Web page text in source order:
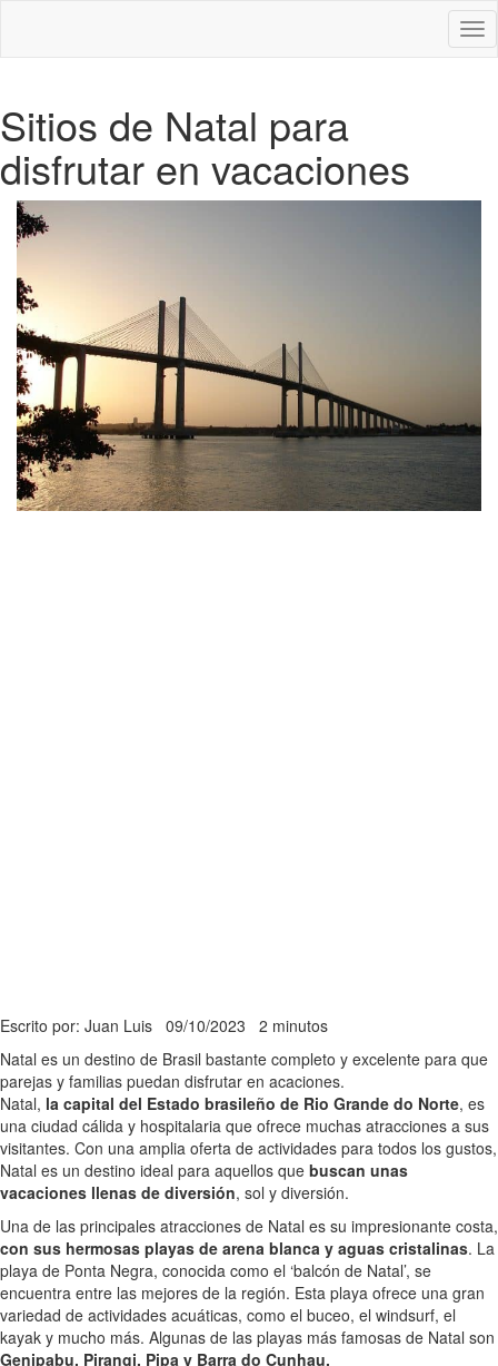
Sitios de Natal para
disfrutar en vacaciones
Escrito por: Juan Luis 09/10/2023 2 minutos
Natal es un destino de Brasil bastante completo y excelente para que
parejas y familias puedan disfrutar en acaciones.
Natal, la capital del Estado brasileño de Rio Grande do Norte, es
una ciudad cálida y hospitalaria que ofrece muchas atracciones a sus
visitantes. Con una amplia oferta de actividades para todos los gustos,
Natal es un destino ideal para aquellos que buscan unas
vacaciones llenas de diversión, sol y diversión.
Una de las principales atracciones de Natal es su impresionante costa,
con sus hermosas playas de arena blanca y aguas cristalinas. La
playa de Ponta Negra, conocida como el ‘balcón de Natal’, se
encuentra entre las mejores de la región. Esta playa ofrece una gran
variedad de actividades acuáticas, como el buceo, el windsurf, el
kayak y mucho más. Algunas de las playas más famosas de Natal son
Genipabu, Pirangi, Pipa y Barra do Cunhau.